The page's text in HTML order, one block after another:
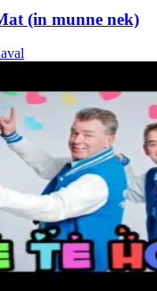
(in munne nek)